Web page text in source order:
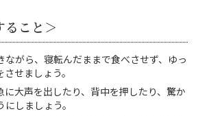
ること＞
ながら、寝転んだままで食べさせず、ゆっ
せましょう。
に大声を出したり、背中を押したり、驚か
しましょう。